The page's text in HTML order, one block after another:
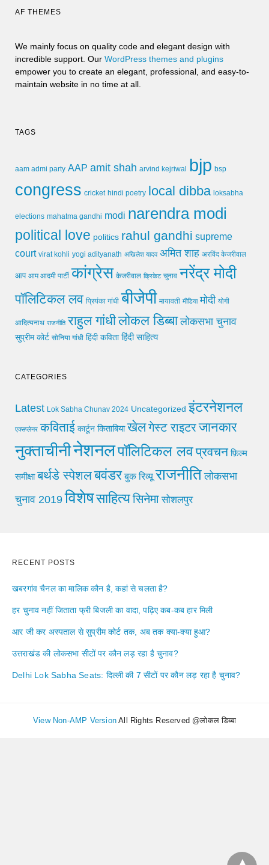
AF THEMES
We mainly focus on quality code and elegant design with
incredible support. Our WordPress themes and plugins
empower you to create an elegant, professional, and easy-to-
maintain website in no time at all.
TAGS
aam admi party AAP amit shah arvind kejriwal bjp bsp
congress cricket hindi poetry local dibba loksabha
elections mahatma gandhi modi narendra modi
political love politics rahul gandhi supreme
court virat kohli yogi adityanath अखिलेश यादव अमित शाह अरविंद केजरीवाल
आप आम आदमी पार्टी कांग्रेस केजरीवाल क्रिकेट चुनाव नरेंद्र मोदी
पॉलिटिकल लव प्रियंका गांधी बीजेपी मायावती मीडिया मोदी योगी
आदित्यनाथ राजनीति राहुल गांधीलोकल डिब्बा लोकसभा चुनाव
सुप्रीम कोर्ट सोनिया गांधी हिंदी कविता हिंदी साहित्य
CATEGORIES
Latest Lok Sabha Chunav 2024 Uncategorized इंटरनेशनल
एक्सप्लेनर कविताई कार्टून किताबिया खेलगेस्ट राइटरजानकार
नुक्ताचीनीनेशनलपॉलिटिकल लवप्रवचन फ़िल्म
समीक्षा बर्थडे स्पेशलबवंडर बुक रिव्यू राजनीति लोकसभा
चुनाव 2019 विशेषसाहित्यसिनेमा सोशलपुर
RECENT POSTS
खबरगांव चैनल का मालिक कौन है, कहां से चलता है?
हर चुनाव नहीं जिताता फ्री बिजली का वादा, पढ़िए कब-कब हार मिली
आर जी कर अस्पताल से सुप्रीम कोर्ट तक, अब तक क्या-क्या हुआ?
उत्तराखंड की लोकसभा सीटों पर कौन लड़ रहा है चुनाव?
Delhi Lok Sabha Seats: दिल्ली की 7 सीटों पर कौन लड़ रहा है चुनाव?
View Non-AMP Version All Rights Reserved @लोकल डिब्बा